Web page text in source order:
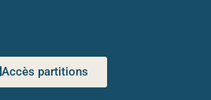
Accès partitions